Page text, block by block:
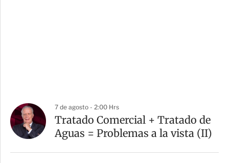
7 de agosto - 2:00 Hrs
Tratado Comercial + Tratado de
Aguas = Problemas a la vista (II)